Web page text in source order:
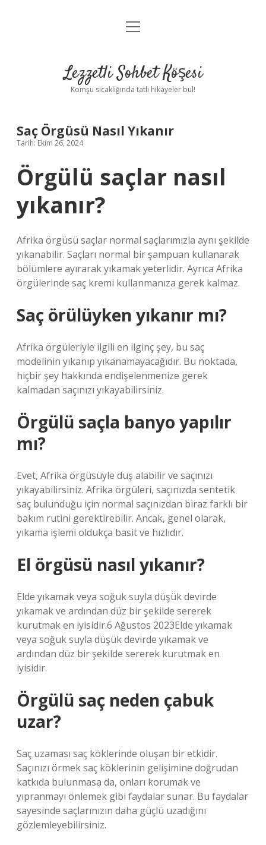
Anasayfa
Yasal Uyarı
menüyü
Lezzetli Sohbet Köşesi
Komşu sıcaklığında tatlı hikayeler bul!
Saç Örgüsü Nasıl Yıkanır
Tarih: Ekim 26, 2024
Örgülü saçlar nasıl
yıkanır?
Afrika örgüsü saçlar normal saçlarımızla aynı şekilde
yıkanabilir. Saçları normal bir şampuan kullanarak
bölümlere ayırarak yıkamak yeterlidir. Ayrıca Afrika
örgülerinde saç kremi kullanmanıza gerek kalmaz.
Saç örülüyken yıkanır mı?
Afrika örgüleriyle ilgili en ilginç şey, bu saç
modelinin yıkanıp yıkanamayacağıdır. Bu noktada,
hiçbir şey hakkında endişelenmenize gerek
kalmadan saçınızı yıkayabilirsiniz.
Örgülü saçla banyo yapılır
mı?
Evet, Afrika örgüsüyle duş alabilir ve saçınızı
yıkayabilirsiniz. Afrika örgüleri, saçınızda sentetik
saç bulunduğu için normal saçınızdan biraz farklı bir
bakım rutini gerektirebilir. Ancak, genel olarak,
yıkama işlemi oldukça basit ve hızlıdır.
El örgüsü nasıl yıkanır?
Elde yıkamak veya soğuk suyla düşük devirde
yıkamak ve ardından düz bir şekilde sererek
kurutmak en iyisidir.6 Ağustos 2023Elde yıkamak
veya soğuk suyla düşük devirde yıkamak ve
ardından düz bir şekilde sererek kurutmak en
iyisidir.
Örgülü saç neden çabuk
uzar?
Saç uzaması saç köklerinde oluşan bir etkidir.
Saçınızı örmek saç köklerinin gelişimine doğrudan
katkıda bulunmasa da, onları korumak ve
yıpranmayı önlemek gibi faydalar sunar. Bu faydalar
sayesinde saçlarınızın daha güçlü uzadığını
gözlemleyebilirsiniz.